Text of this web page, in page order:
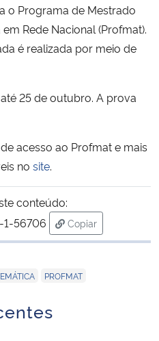
o Programa de Mestrado
Rede Nacional (Profmat).
é realizada por meio de
25 de outubro. A prova
acesso ao Profmat e mais
no site.
conteúdo:
56706
Copiar
para área de
PROFMAT